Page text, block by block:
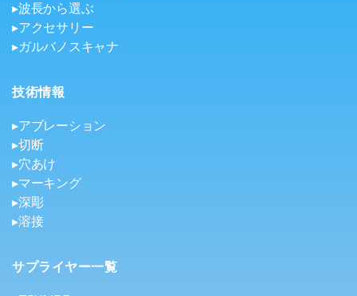
▸波長から選ぶ
▸アクセサリー
▸ガルバノスキャナ
技術情報
▸アブレーション
▸切断
▸穴あけ
▸マーキング
▸深彫
▸溶接
サプライヤー一覧